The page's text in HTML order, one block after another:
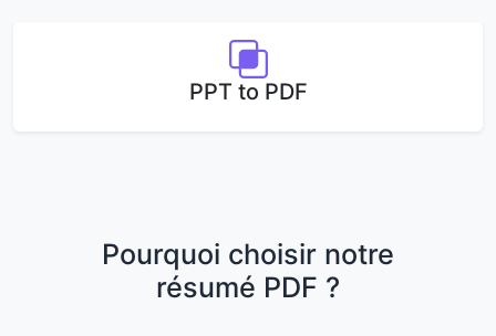
PPT to PDF
Pourquoi choisir notre
résumé PDF ?